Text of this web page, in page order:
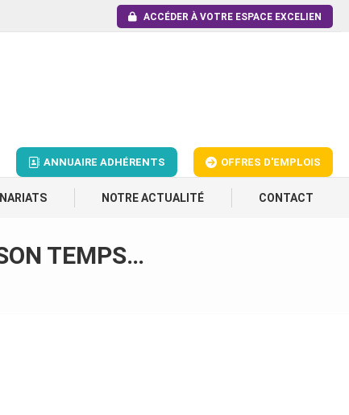
ACCÉDER À VOTRE ESPACE EXCELIEN
ANNUAIRE ADHÉRENTS OFFRES D'EMPLOIS
NOTRE ACTUALITÉ CONTACT
TEMPS…